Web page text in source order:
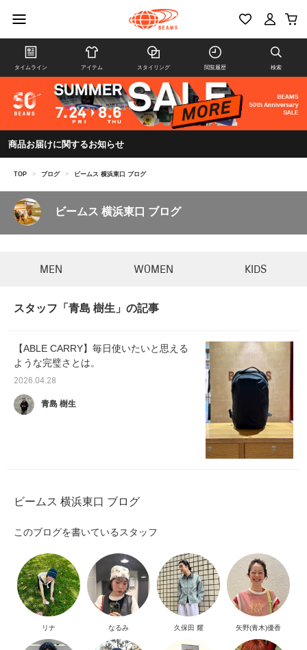
タイムライン アイテム スタイリング 閲覧履歴 検索
商品お届けに関するお知らせ
TOP > ブログ > ビームス 横浜東口 ブログ
ビームス 横浜東口 ブログ
MEN WOMEN KIDS
スタッフ「青島 樹生」の記事
【ABLE CARRY】毎日使いたいと思える
ような完璧さとは。
2026.04.28
青島 樹生
ビームス 横浜東口 ブログ
このブログを書いているスタッフ
リナ なるみ 久保田 耀 矢野(青木)優香